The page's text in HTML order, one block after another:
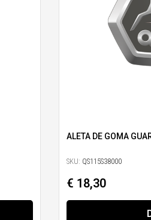
ALETA DE GOMA
SKU: QS115S38000
€ 18,30